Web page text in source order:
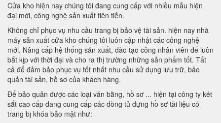
Cửa kho hiện nay chúng tôi đang cung cấp với nhiều mẫu hiện
đại mới, công nghệ sản xuất tiên tiến.
Không chỉ phục vụ nhu cầu trang bị bảo vệ tài sản. hiện nay nhà
máy sản xuất cửa kho chúng tôi luôn cập nhật các công nghệ
mới. Nâng cấp hệ thống sản xuất, đào tạo công nhân viên để luôn
bắt kịp với thời đại và cho ra thị trường những sản phẩm tốt. Tất
cả để đảm bảo phục vụ tốt nhất nhu cầu sử dụng lưu trữ, bảo
quản tài sản, hồ sơ của khách hàng.
Để bảo quản được các loại văn bằng, hồ sơ ... hiện tại công ty két
sắt cao cấp đang cung cấp các dòng tủ đựng hồ sơ tài liệu có
trang bị khóa bảo mật như: